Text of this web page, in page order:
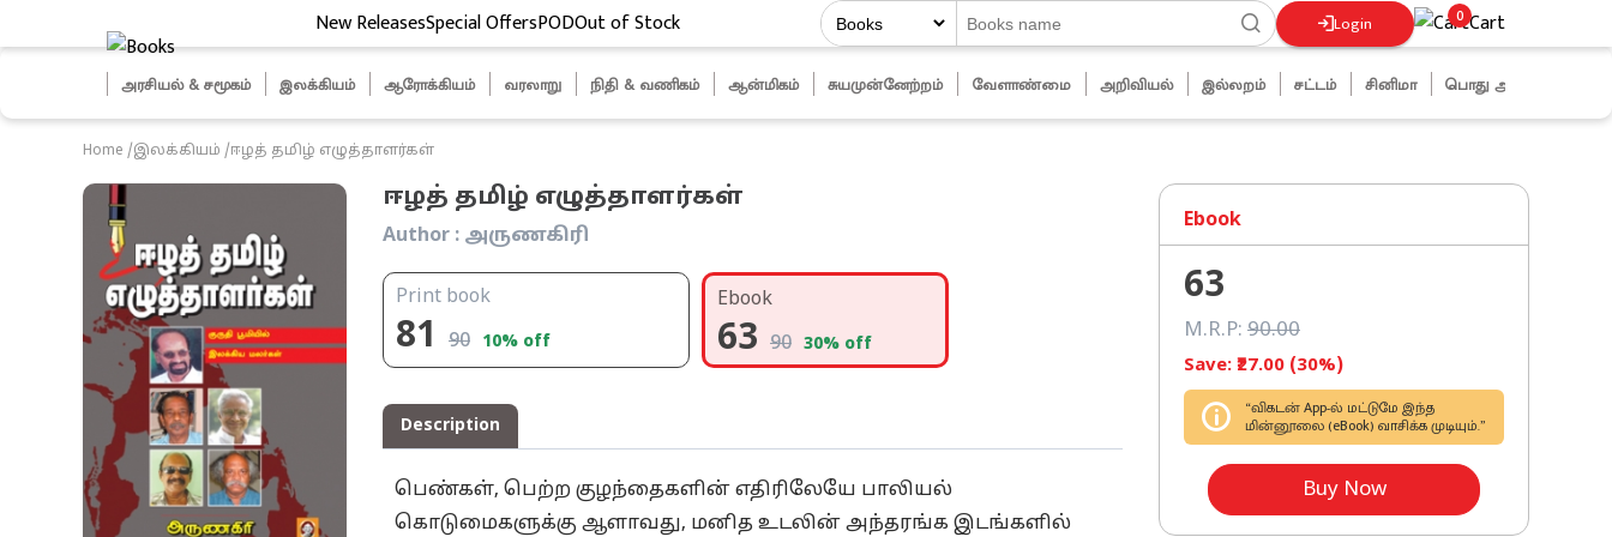
New ReleasesSpecial OffersPODOut of Stock Login 0 Cart
அரசியல் & சமூகம் இலக்கியம் ஆரோக்கியம் வரலாறு நிதி & வணிகம் ஆன்மிகம் சுயமுன்னேற்றம் வேளாண்மை அறிவியல் இல்லறம் சட்டம் சினிமா பொது அறிவு
Home /இலக்கியம் /ஈழத் தமிழ் எழுத்தாளர்கள்
ஈழத் தமிழ் எழுத்தாளர்கள்
Author : அருணகிரி
Print book
81 90 10% off
Ebook
63 90 30% off
Description
பெண்கள், பெற்ற குழந்தைகளின் எதிரிலேயே பாலியல்
கொடுமைகளுக்கு ஆளாவது, மனித உடலின் அந்தரங்க இடங்களில்
Ebook
63
M.R.P: 90.00
Save: ₹ 27.00 (30%)
“விகடன் App-ல் மட்டுமே இந்த
மின்னூலை (eBook) வாசிக்க முடியும்.”
Buy Now